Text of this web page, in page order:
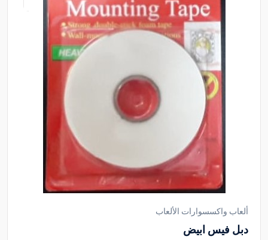
ألعاب واكسسوارات الألعاب
دبل فيس ابيض